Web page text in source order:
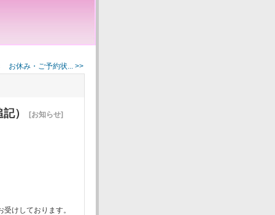
お休み・ご予約状... >>
） [お知らせ]
けしております。